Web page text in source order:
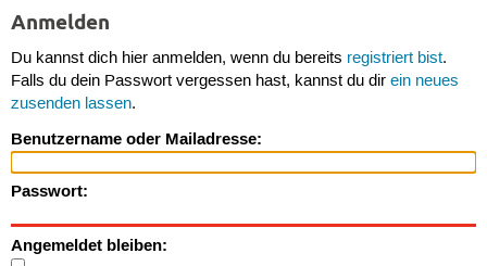
Anmelden
Du kannst dich hier anmelden, wenn du bereits registriert bist.
Falls du dein Passwort vergessen hast, kannst du dir ein neues
zusenden lassen.
Benutzername oder Mailadresse:
Passwort:
Angemeldet bleiben: